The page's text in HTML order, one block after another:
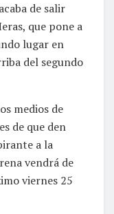
de salir
que pone a
lugar en
del segundo
medios de
de que den
a la
vendrá de
viernes 25